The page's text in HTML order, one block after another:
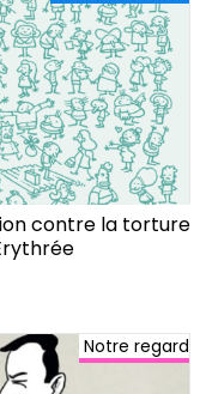
contre la torture
Notre regard